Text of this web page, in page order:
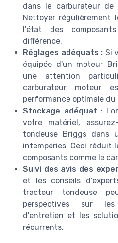
dans le carburateur de
Nettoyer régulièrement
l'état des
différence.
Réglages adéquats :Si
équipée d'un moteur
une attention
carburateur moteur
performance optimale
Stockage adéquat :
votre matériel,
tondeuse Briggs dans
intempéries. Ceci réduit
composants comme le
Suivi des avis des
et les conseils
tracteur tondeuse
perspectives sur
d'entretien et les
récurrents.